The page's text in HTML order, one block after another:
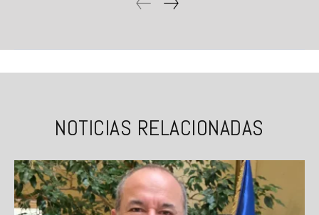
NOTICIAS RELACIONADAS